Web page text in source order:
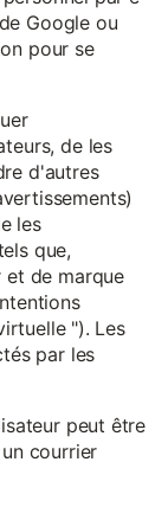
Google ou
pour se
de les
d'autres
les
que,
et de marque
"). Les
par les
peut être
courrier